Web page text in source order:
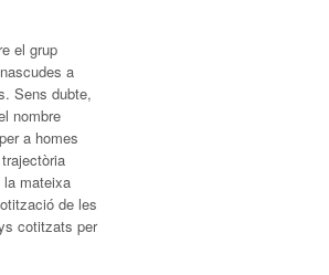
el grup
a
Sens dubte,
nombre
a homes
mateixa
de les
cotitzats per